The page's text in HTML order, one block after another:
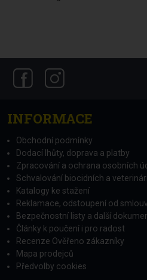
INFORMACE
Obchodní podmínky
Dodací lhůty, doprava a platby
Zpracování a ochrana osobních
Schvalování biocidních a
Katalogy ke stažení
Reklamace, odstoupení od
Bezpečnostní listy a další
Články k poučení i pro radost
Recenze Ověřeno zákazníky
Mapa prodejců
Předvolby cookies